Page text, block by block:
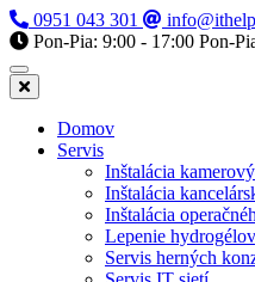
0951 043 301
Pon-Pia: 9:00 - 17:00 Pon-
Domov
Servis
Inštalácia
Inštalácia
Inštalácia
Lepenie
Servis herných